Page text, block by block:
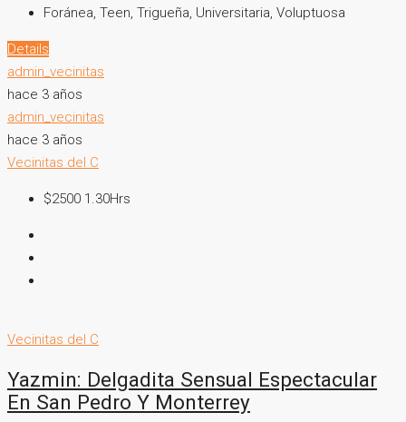
Foránea, Teen, Trigueña, Universitaria, Voluptuosa
Details
admin_vecinitas
hace 3 años
admin_vecinitas
hace 3 años
Vecinitas del C
$2500 1.30Hrs
Vecinitas del C
Yazmin: Delgadita Sensual Espectacular
En San Pedro Y Monterrey